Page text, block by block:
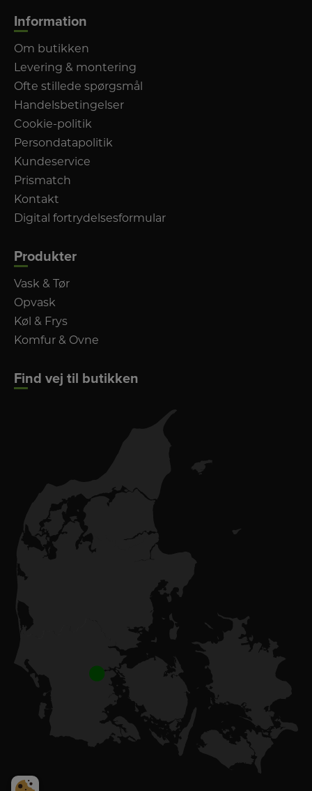
Information
Om butikken
Levering & montering
Ofte stillede spørgsmål
Handelsbetingelser
Cookie-politik
Persondatapolitik
Kundeservice
Prismatch
Kontakt
Digital fortrydelsesformular
Produkter
Vask & Tør
Opvask
Køl & Frys
Komfur & Ovne
Find vej til butikken